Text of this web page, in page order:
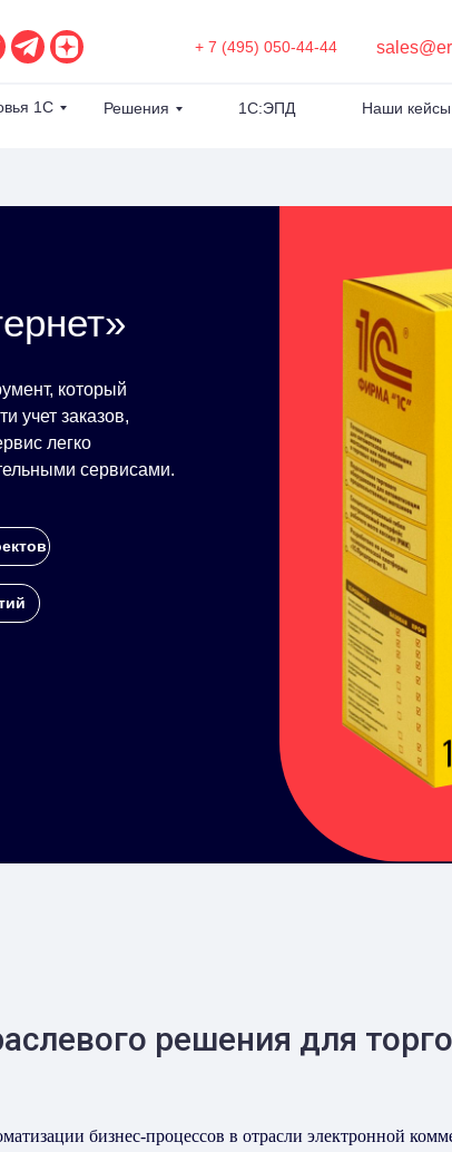
+ 7 (495) 050-44-44
1С:ЭПД
Решения
1С Наши кейсы
который
учет заказов,
легко
сервисами.
решения для
бизнес-процессов в отрасли электронной